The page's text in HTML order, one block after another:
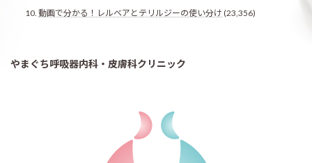
動画で分かる！レルベアとテリルジーの使い分け (23,356)
やまぐち呼吸器内科・皮膚科クリニック